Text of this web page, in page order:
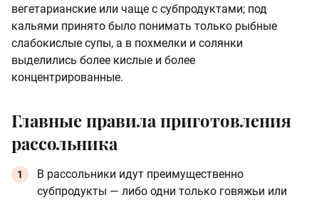
вегетарианские или чаще с субпродуктами; под
кальями принято было понимать только рыбные
слабокислые супы, а в похмелки и солянки
выделились более кислые и более
концентрированные.
Главные правила приготовления
рассольника
В рассольники идут преимущественно
субпродукты — либо одни только говяжьи или